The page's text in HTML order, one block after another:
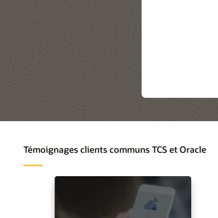
Témoignages clients communs TCS et Oracle